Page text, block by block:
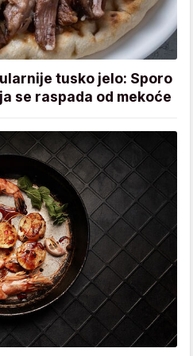
tusko jelo: Sporo
se raspada od mekoće